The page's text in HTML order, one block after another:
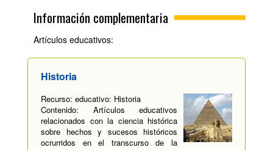
Información complementaria
Artículos educativos:
Historia
Recurso: educativo: Historia
Contenido: Artículos educativos
relacionados con la ciencia histórica
sobre hechos y sucesos históricos
ocrurridos en el transcurso de la